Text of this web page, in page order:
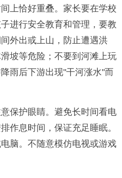
上恰好重叠。家长要在学校
进行安全教育和管理，要教
外出或上山，防止遭遇洪
坡等危险；不要到河滩上玩
雨后下游出现"干河涨水"而
护眼睛。避免长时间看电
作息时间，保证充足睡眠。
脑。不随意模仿电视或游戏